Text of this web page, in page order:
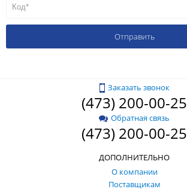
Заказать звонок
(473) 200-00-25
Обратная связь
(473) 200-00-25
ДОПОЛНИТЕЛЬНО
О компании
Поставщикам